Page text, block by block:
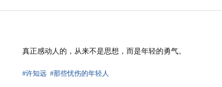
真正感动人的，从来不是思想，而是年轻的勇气。
#许知远 #那些忧伤的年轻人